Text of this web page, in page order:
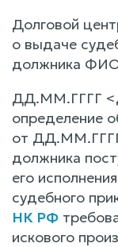
Долговой
о выдаче
должника
ДД.ММ.ГГГГ
определение
от ДД.ММ.ГГГГ
должника
его
судебного
НК РФ
искового